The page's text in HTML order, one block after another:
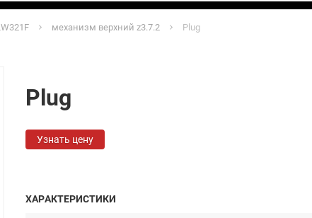
механизм верхний z3.7.2 Plug
Plug
Узнать цену
ХАРАКТЕРИСТИКИ